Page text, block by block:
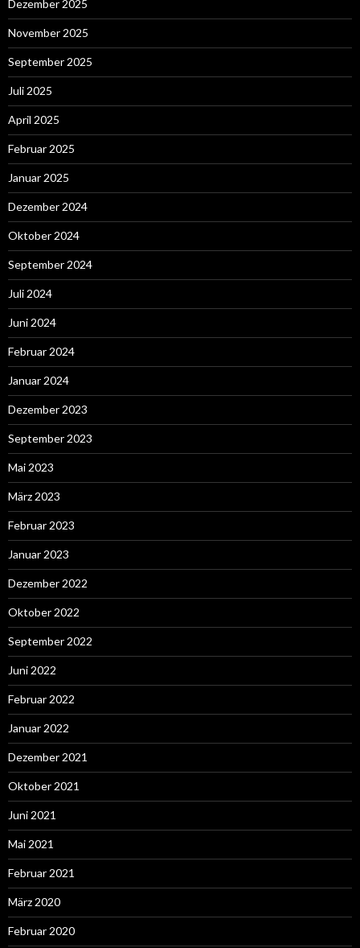
Dezember 2025
November 2025
September 2025
Juli 2025
April 2025
Februar 2025
Januar 2025
Dezember 2024
Oktober 2024
September 2024
Juli 2024
Juni 2024
Februar 2024
Januar 2024
Dezember 2023
September 2023
Mai 2023
März 2023
Februar 2023
Januar 2023
Dezember 2022
Oktober 2022
September 2022
Juni 2022
Februar 2022
Januar 2022
Dezember 2021
Oktober 2021
Juni 2021
Mai 2021
Februar 2021
März 2020
Februar 2020